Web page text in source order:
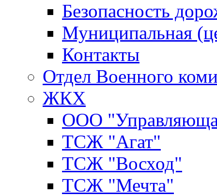
Безопасность
Муниципальная
Контакты
Отдел Военного
ЖКХ
ООО
ТСЖ "Агат"
ТСЖ "Восход"
ТСЖ "Мечта"